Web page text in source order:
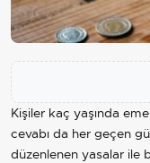
Kişiler kaç yaşında
cevabı da her geçen
düzenlenen yasalar ile